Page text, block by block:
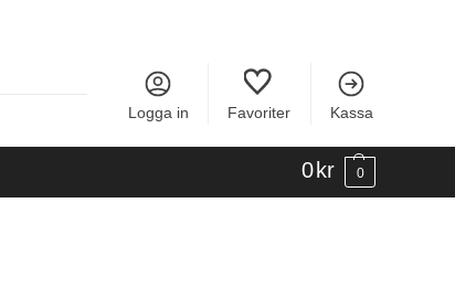
Logga in Favoriter Kassa
0 kr 0